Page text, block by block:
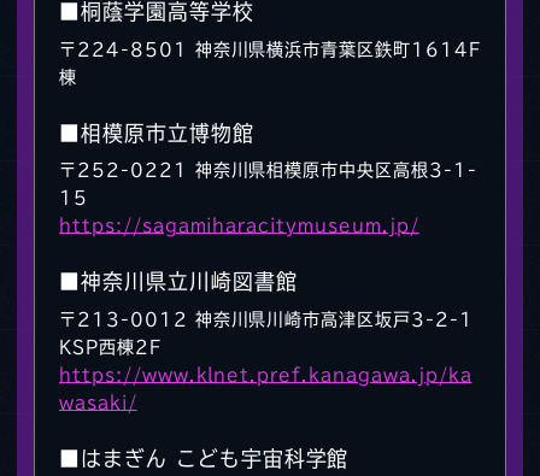
■桐蔭学園高等学校
〒224-8501 神奈川県横浜市青葉区鉄町1614F
棟
■相模原市立博物館
〒252-0221 神奈川県相模原市中央区高根3-1-
15
https://sagamiharacitymuseum.jp/
■神奈川県立川崎図書館
〒213-0012 神奈川県川崎市高津区坂戸3-2-1
KSP西棟2F
https://www.klnet.pref.kanagawa.jp/ka
wasaki/
■はまぎん こども宇宙科学館